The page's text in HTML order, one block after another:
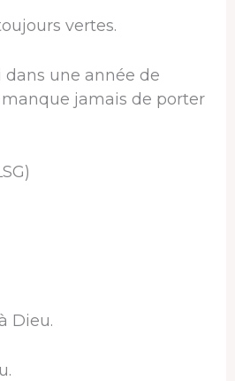
vertes.
dans une année de
jamais de porter
Dieu.